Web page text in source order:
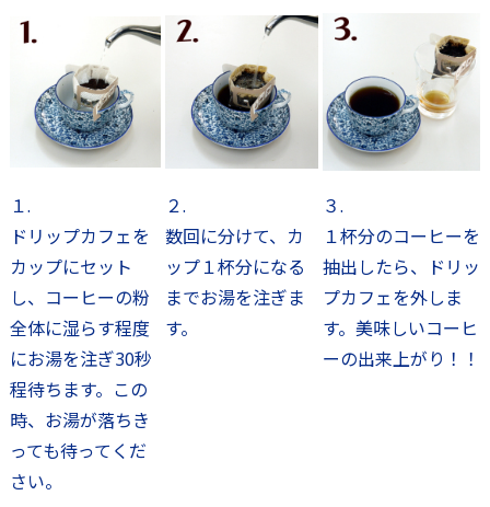
１.
ドリップカフェを
カップにセット
し、コーヒーの粉
全体に湿らす程度
にお湯を注ぎ30秒
程待ちます。この
時、お湯が落ちき
っても待ってくだ
さい。
２.
数回に分けて、カ
ップ１杯分になる
までお湯を注ぎま
す。
３.
１杯分のコーヒーを
抽出したら、ドリッ
プカフェを外しま
す。美味しいコーヒ
ーの出来上がり！！